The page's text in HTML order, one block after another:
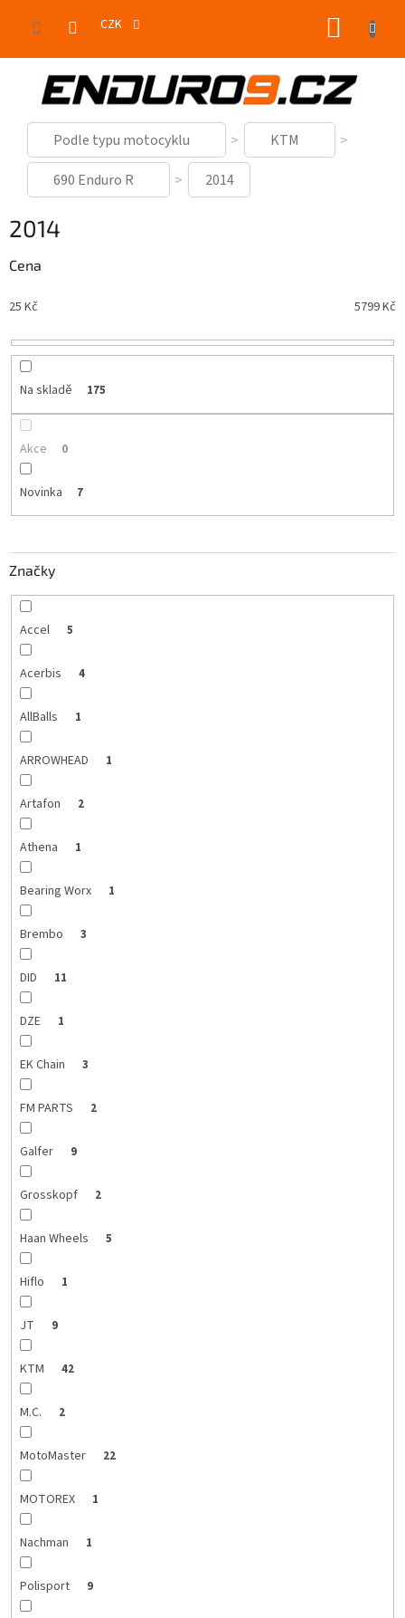
CZK
Podle typu motocyklu
KTM
690 Enduro R
2014
2014
Cena
25 Kč 5799Kč
Na skladě 175
Akce 0
Novinka 7
Značky
Accel 5
Acerbis 4
AllBalls 1
ARROWHEAD 1
Artafon 2
Athena 1
Bearing Worx 1
Brembo 3
DID 11
DZE 1
EK Chain 3
FM PARTS 2
Galfer 9
Grosskopf 2
Haan Wheels 5
Hiflo 1
JT 9
KTM 42
M.C. 2
MotoMaster 22
MOTOREX 1
Nachman 1
Polisport 9